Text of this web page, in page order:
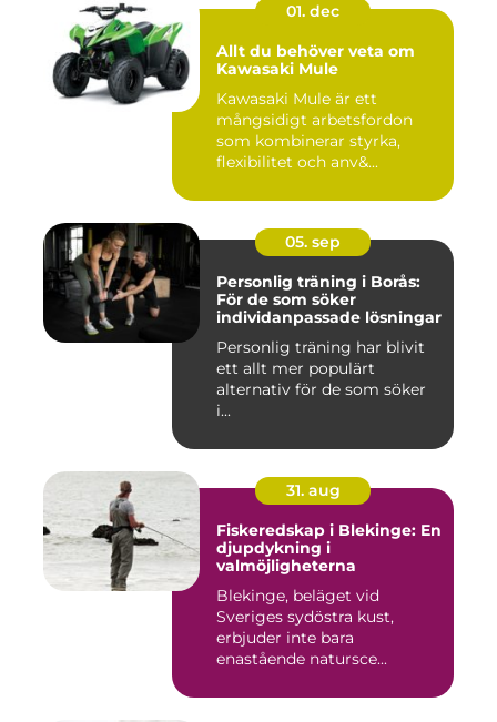
01. dec
Allt du behöver veta om
Kawasaki Mule
Kawasaki Mule är ett
mångsidigt arbetsfordon
som kombinerar styrka,
flexibilitet och anv&...
05. sep
Personlig träning i Borås:
För de som söker
individanpassade lösningar
Personlig träning har blivit
ett allt mer populärt
alternativ för de som söker
i...
31. aug
Fiskeredskap i Blekinge: En
djupdykning i
valmöjligheterna
Blekinge, beläget vid
Sveriges sydöstra kust,
erbjuder inte bara
enastående natursce...